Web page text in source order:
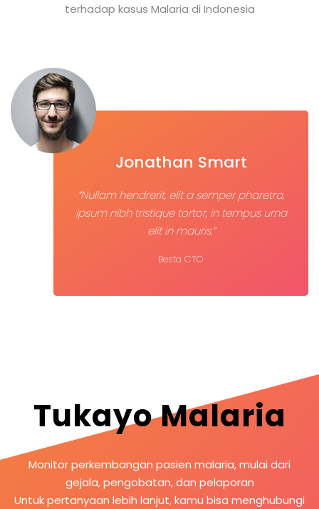
terhadap kasus Malaria di Indonesia
Jonathan Smart
“Nullam hendrerit, elit a semper pharetra,
ipsum nibh tristique tortor, in tempus urna
elit in mauris.”
Besta CTO
Tukayo Malaria
Monitor perkembangan pasien malaria, mulai dari
gejala, pengobatan, dan pelaporan
Untuk pertanyaan lebih lanjut, kamu bisa menghubungi